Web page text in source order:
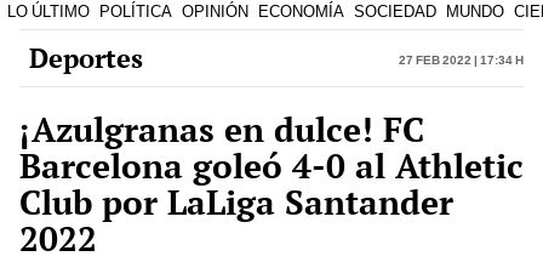
LO ÚLTIMO POLÍTICA OPINIÓN ECONOMÍA SOCIEDAD MUNDO
Deportes 27 Feb 2022 | 17:34 h
¡Azulgranas en dulce! FC
Barcelona goleó 4-0 al Athletic
Club por LaLiga Santander
2022